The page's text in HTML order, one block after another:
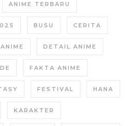
ANIME TERBARU
BUSU CERITA
DETAIL ANIME
FAKTA ANIME
FESTIVAL HANA
KARAKTER